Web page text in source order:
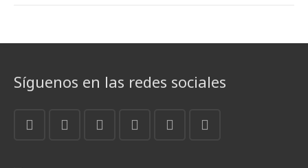
Síguenos en las redes sociales